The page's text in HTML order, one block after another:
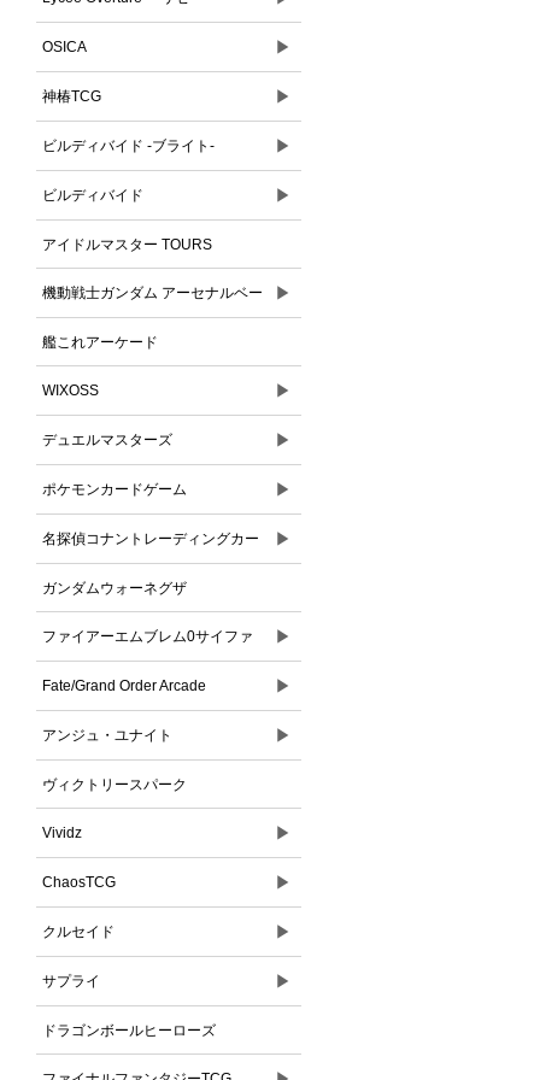
OSICA ▶
神椿TCG ▶
ビルディバイド -ブライト- ▶
ビルディバイド ▶
アイドルマスター TOURS
機動戦士ガンダム アーセナルベー
ス
▶
艦これアーケード
WIXOSS ▶
デュエルマスターズ ▶
ポケモンカードゲーム ▶
名探偵コナントレーディングカー
ドゲーム
▶
ガンダムウォーネグザ
ファイアーエムブレム0サイファ ▶
Fate/Grand Order Arcade ▶
アンジュ・ユナイト ▶
ヴィクトリースパーク
Vividz ▶
ChaosTCG ▶
クルセイド ▶
サプライ ▶
ドラゴンボールヒーローズ